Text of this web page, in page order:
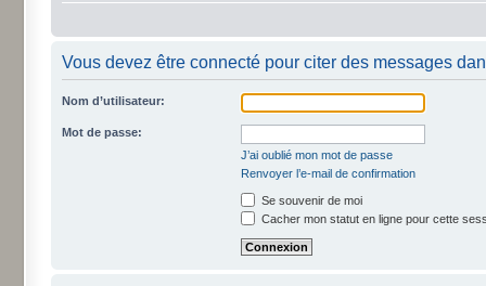
Vous devez être connecté pour citer des messages
Nom d’utilisateur:
Mot de passe:
J’ai oublié mon mot de passe
Renvoyer l’e-mail de confirmation
Se souvenir de moi
Cacher mon statut en ligne pour cette